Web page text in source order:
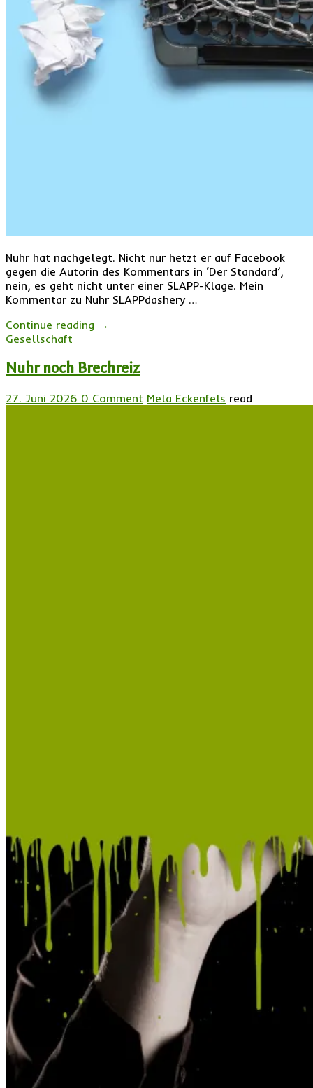
Nuhr hat nachgelegt. Nicht nur hetzt er auf Facebook
gegen die Autorin des Kommentars in ‘Der Standard’,
nein, es geht nicht unter einer SLAPP-Klage. Mein
Kommentar zu Nuhr SLAPPdashery …
Continue reading →
Gesellschaft
Nuhr noch Brechreiz
27. Juni 2026 0 Comment Mela Eckenfels read